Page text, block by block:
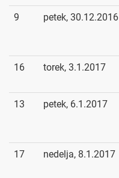
9 petek, 30.12.2016
16 torek, 3.1.2017
13 petek, 6.1.2017
17 nedelja, 8.1.2017